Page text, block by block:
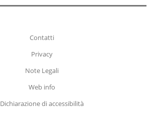
Contatti
Privacy
Note Legali
Web info
Dichiarazione di accessibilità